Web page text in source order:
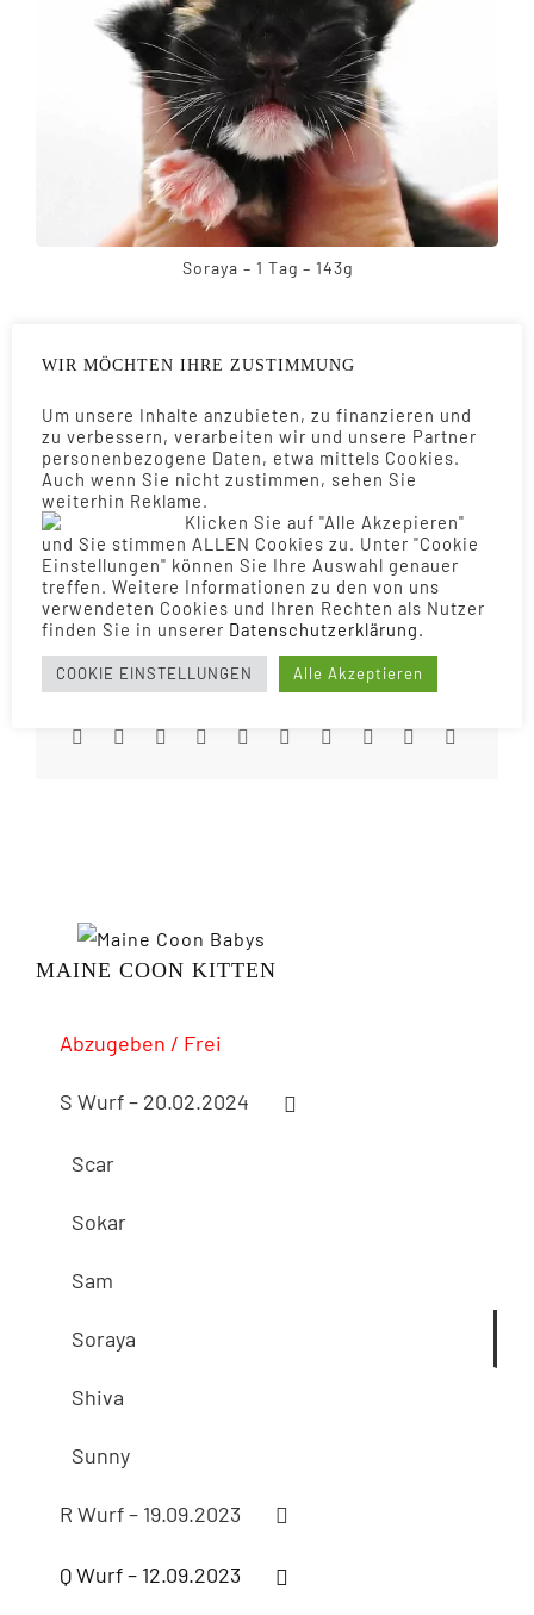
Soraya – 1 Tag – 143g
MEINE GESCHWISTER
Hirschberger’s Sunny Hirschberger’s Shiva
MAINE COON KITTEN
Abzugeben / Frei
S Wurf – 20.02.2024
Scar
Sokar
Sam
Soraya
Shiva
Sunny
R Wurf – 19.09.2023
Q Wurf – 12.09.2023
WIR MÖCHTEN IHRE ZUSTIMMUNG
Um unsere Inhalte anzubieten, zu finanzieren und
zu verbessern, verarbeiten wir und unsere Partner
personenbezogene Daten, etwa mittels Cookies.
Auch wenn Sie nicht zustimmen, sehen Sie
weiterhin Reklame.
Klicken Sie auf "Alle Akzepieren"
und Sie stimmen ALLEN Cookies zu. Unter "Cookie
Einstellungen" können Sie Ihre Auswahl genauer
treffen. Weitere Informationen zu den von uns
verwendeten Cookies und Ihren Rechten als Nutzer
finden Sie in unserer Daten­schutz­erklärung.
COOKIE EINSTELLUNGEN Alle Akzeptieren